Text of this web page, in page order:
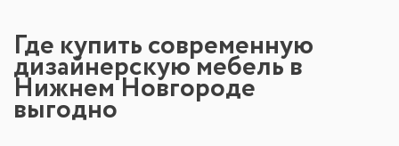
Где купить современную
дизайнерскую мебель в
Нижнем Новгороде
выгодно